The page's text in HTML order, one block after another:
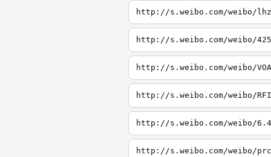
http://s.weibo.com/weibo/lhz
http://s.weibo.com/weibo/425
http://s.weibo.com/weibo/VOA
http://s.weibo.com/weibo/RFI
http://s.weibo.com/weibo/6.4
http://s.weibo.com/weibo/prc